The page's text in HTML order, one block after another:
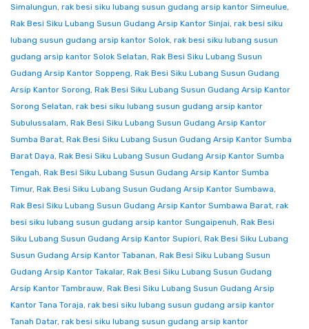
Simalungun, rak besi siku lubang susun gudang arsip kantor Simeulue,
Rak Besi Siku Lubang Susun Gudang Arsip Kantor Sinjai, rak besi siku
lubang susun gudang arsip kantor Solok, rak besi siku lubang susun
gudang arsip kantor Solok Selatan, Rak Besi Siku Lubang Susun
Gudang Arsip Kantor Soppeng, Rak Besi Siku Lubang Susun Gudang
Arsip Kantor Sorong, Rak Besi Siku Lubang Susun Gudang Arsip Kantor
Sorong Selatan, rak besi siku lubang susun gudang arsip kantor
Subulussalam, Rak Besi Siku Lubang Susun Gudang Arsip Kantor
Sumba Barat, Rak Besi Siku Lubang Susun Gudang Arsip Kantor Sumba
Barat Daya, Rak Besi Siku Lubang Susun Gudang Arsip Kantor Sumba
Tengah, Rak Besi Siku Lubang Susun Gudang Arsip Kantor Sumba
Timur, Rak Besi Siku Lubang Susun Gudang Arsip Kantor Sumbawa,
Rak Besi Siku Lubang Susun Gudang Arsip Kantor Sumbawa Barat, rak
besi siku lubang susun gudang arsip kantor Sungaipenuh, Rak Besi
Siku Lubang Susun Gudang Arsip Kantor Supiori, Rak Besi Siku Lubang
Susun Gudang Arsip Kantor Tabanan, Rak Besi Siku Lubang Susun
Gudang Arsip Kantor Takalar, Rak Besi Siku Lubang Susun Gudang
Arsip Kantor Tambrauw, Rak Besi Siku Lubang Susun Gudang Arsip
Kantor Tana Toraja, rak besi siku lubang susun gudang arsip kantor
Tanah Datar, rak besi siku lubang susun gudang arsip kantor